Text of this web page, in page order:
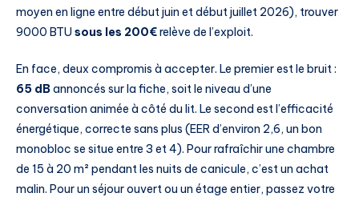
moyen en ligne entre début juin et début juillet 2026), trouver
9000 BTU sous les 200€relève de l’exploit.
En face, deux compromis à accepter. Le premier est le bruit :
65 dBannoncés sur la fiche, soit le niveau d’une
conversation animée à côté du lit. Le second est l’efficacité
énergétique, correcte sans plus (EER d’environ 2,6, un bon
monobloc se situe entre 3 et 4). Pour rafraîchir une chambre
de 15 à 20 m² pendant les nuits de canicule, c’est un achat
malin. Pour un séjour ouvert ou un étage entier, passez votre